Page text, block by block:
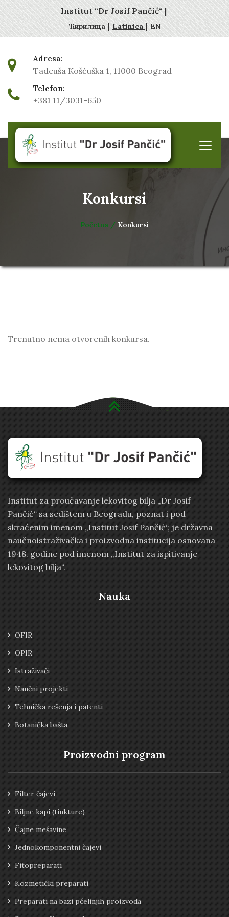
Institut “Dr Josif Pančić“ |
Ћирилица | Latinica| EN
Adresa:
Tadeuša Košćuška 1, 11000 Beograd
Telefon:
+381 11/3031-650
Konkursi
Početna / Konkursi
Trenutno nema otvorenih konkursa.
Institut za proučavanje lekovitog bilja „Dr Josif
Pančić“ sa sedištem u Beogradu, poznat i pod
skraćenim imenom „Institut Josif Pančić“, je državna
naučnoistraživačka i proizvodna institucija osnovana
1948. godine pod imenom „Institut za ispitivanje
lekovitog bilja“.
Nauka
OFIR
OPIR
Istraživači
Naučni projekti
Tehnička rešenja i patenti
Botanička bašta
Proizvodni program
Filter čajevi
Biljne kapi (tinkture)
Čajne mešavine
Jednokomponentni čajevi
Fitopreparati
Kozmetički preparati
Preparati na bazi pčelinjih proizvoda